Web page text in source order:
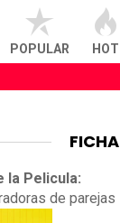
POPULAR HOT
FICHA
la Pelicula:
de parejas